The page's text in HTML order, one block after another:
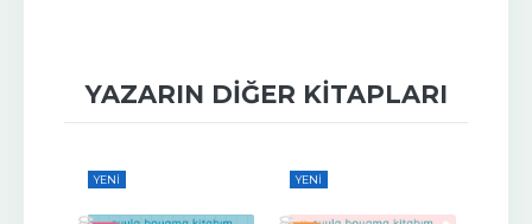
YAZARIN DIĞER KITAPLARI
YENI YENI